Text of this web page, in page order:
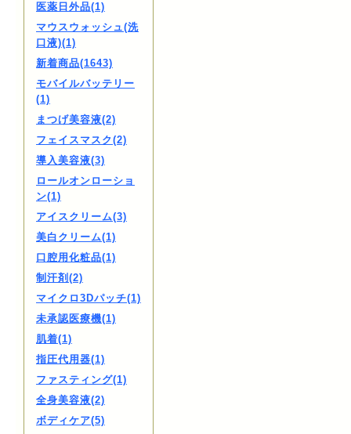
医薬日外品(1)
マウスウォッシュ(洗
口液)(1)
新着商品(1643)
モバイルバッテリー
(1)
まつげ美容液(2)
フェイスマスク(2)
導入美容液(3)
ロールオンローショ
ン(1)
アイスクリーム(3)
美白クリーム(1)
口腔用化粧品(1)
制汗剤(2)
マイクロ3Dパッチ(1)
未承認医療機(1)
肌着(1)
指圧代用器(1)
ファスティング(1)
全身美容液(2)
ボディケア(5)